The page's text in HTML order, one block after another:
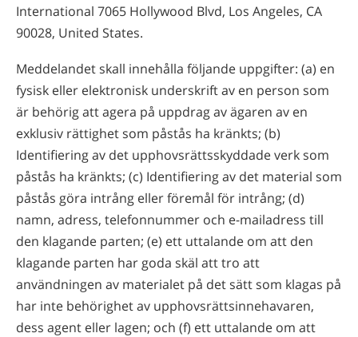
International 7065 Hollywood Blvd, Los Angeles, CA
90028, United States.
Meddelandet skall innehålla följande uppgifter: (a) en
fysisk eller elektronisk underskrift av en person som
är behörig att agera på uppdrag av ägaren av en
exklusiv rättighet som påstås ha kränkts; (b)
Identifiering av det upphovsrättsskyddade verk som
påstås ha kränkts; (c) Identifiering av det material som
påstås göra intrång eller föremål för intrång; (d)
namn, adress, telefonnummer och e-mailadress till
den klagande parten; (e) ett uttalande om att den
klagande parten har goda skäl att tro att
användningen av materialet på det sätt som klagas på
har inte behörighet av upphovsrättsinnehavaren,
dess agent eller lagen; och (f) ett uttalande om att